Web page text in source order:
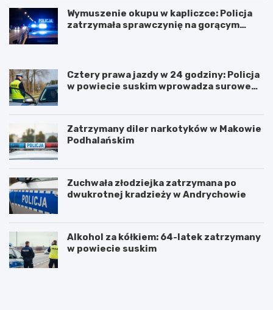
r
m
n
o
ś
c
p
o
p
a
n
d
e
m
i
z
o
i
e
a
p
e
p
r
a
a
w
M
a
ł
o
p
o
l
c
e
Wymuszenie okupu w kapliczce: Policja
zatrzymała sprawczynię na gorącym
Cztery prawa jazdy w 24 godziny: Policja
w powiecie suskim wprowadza surowe
Zatrzymany diler narkotyków w Makowie
Podhalańskim
Zuchwała złodziejka zatrzymana po
dwukrotnej kradzieży w Andrychowie
Alkohol za kółkiem: 64-latek zatrzymany
w powiecie suskim
Z
U